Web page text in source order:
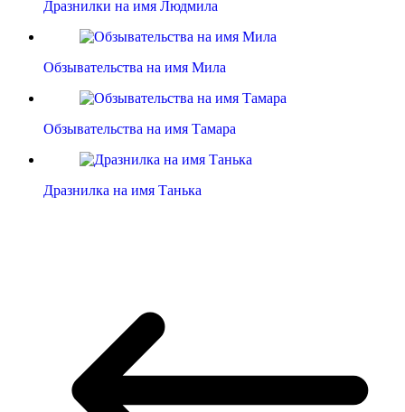
Дразнилки на имя Людмила
Обзывательства на имя Мила
Обзывательства на имя Тамара
Дразнилка на имя Танька